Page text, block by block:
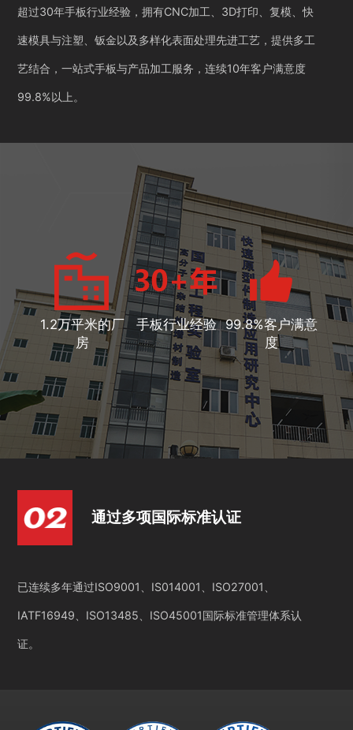
超过30年手板行业经验，拥有CNC加工、3D打印、复模、快
速模具与注塑、钣金以及多样化表面处理先进工艺，提供多工
艺结合，一站式手板与产品加工服务，连续10年客户满意度
99.8%以上。
1.2万平米的厂
房
手板行业经验 99.8%客户满意
度
通过多项国际标准认证
已连续多年通过ISO9001、IS014001、ISO27001、
IATF16949、ISO13485、ISO45001国际标准管理体系认
证。